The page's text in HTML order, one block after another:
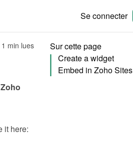
Se connecter
1 min lues
Zoho
Sur cette page
Create a widget
Embed in Zoho Sites